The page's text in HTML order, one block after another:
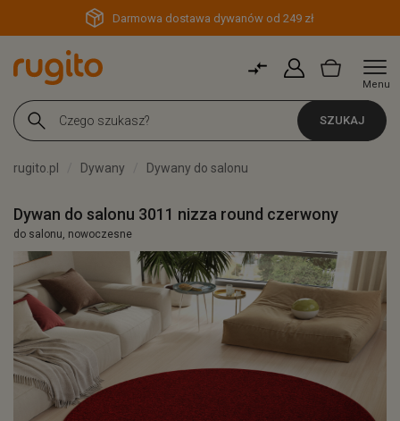
Darmowa dostawa dywanów od 249 zł
Menu
SZUKAJ
rugito.pl Dywany Dywany do salonu
Dywan do salonu 3011 nizza round czerwony
do salonu, nowoczesne